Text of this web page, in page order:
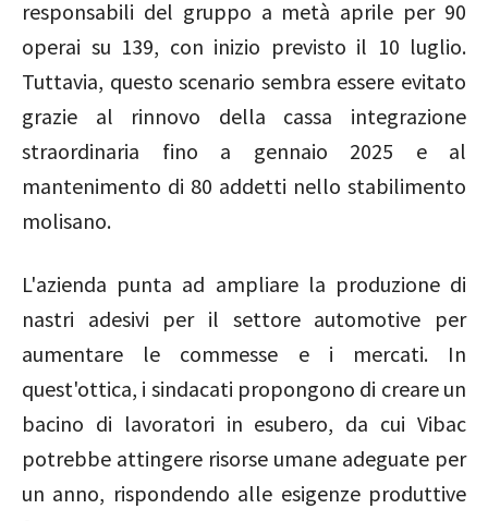
responsabili del gruppo a metà aprile per 90
operai su 139, con inizio previsto il 10 luglio.
Tuttavia, questo scenario sembra essere evitato
grazie al rinnovo della cassa integrazione
straordinaria fino a gennaio 2025 e al
mantenimento di 80 addetti nello stabilimento
molisano.
L'azienda punta ad ampliare la produzione di
nastri adesivi per il settore automotive per
aumentare le commesse e i mercati. In
quest'ottica, i sindacati propongono di creare un
bacino di lavoratori in esubero, da cui Vibac
potrebbe attingere risorse umane adeguate per
un anno, rispondendo alle esigenze produttive